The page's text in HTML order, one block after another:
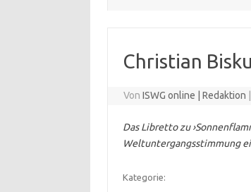
Christian
VonISWG online | Redaktion
Das Libretto zu
Weltuntergangsstimmung
Kategorie: